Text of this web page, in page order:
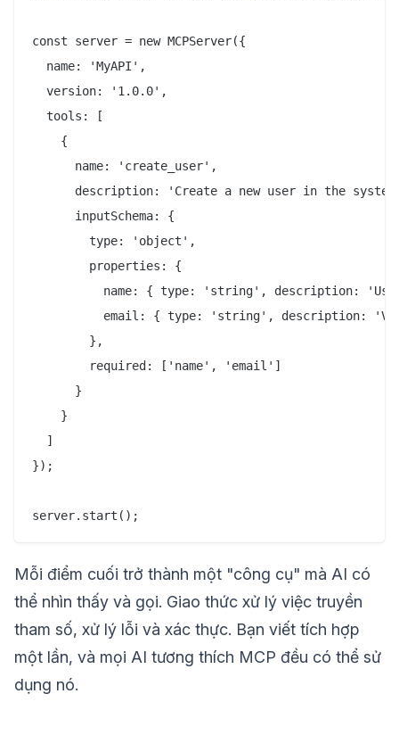
const server = new MCPServer({
  name: 'MyAPI',
  version: '1.0.0',
  tools: [
    {
      name: 'create_user',
description: 'Create a new user in the
      inputSchema: {
        type: 'object',
        properties: {
name: { type: 'string', description:
email: { type: 'string', description:
        },
        required: ['name', 'email']
      }
    }
  ]
});
Mỗi điểm cuối trở thành một "công cụ" mà AI có
thể nhìn thấy và gọi. Giao thức xử lý việc truyền
tham số, xử lý lỗi và xác thực. Bạn viết tích hợp
một lần, và mọi AI tương thích MCP đều có thể sử
dụng nó.